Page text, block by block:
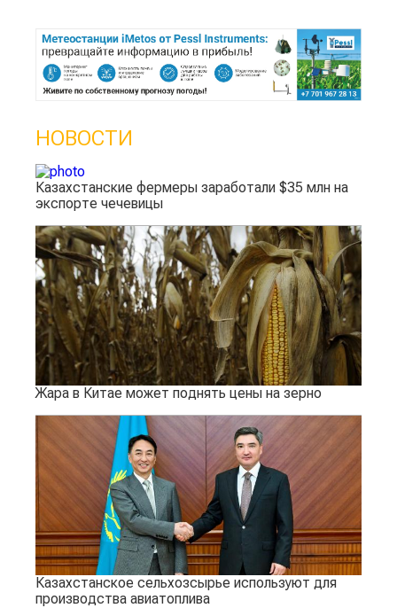
НОВОСТИ
Казахстанские фермеры заработали $35 млн на
экспорте чечевицы
Жара в Китае может поднять цены на зерно
Казахстанское сельхозсырье используют для
производства авиатоплива